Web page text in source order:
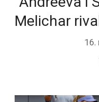
Melichar
16.